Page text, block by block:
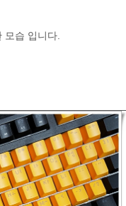
모습 입니다.